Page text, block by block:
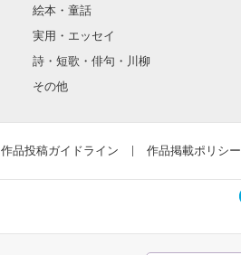
□■*:;;;:*■□*:;;;:*■□
それぞれの想いが交差する
切ない片想い
絵本・童話
実用・エッセイ
詩・短歌・俳句・川柳
その他
作品投稿ガイドライン 作品掲載ポリシー